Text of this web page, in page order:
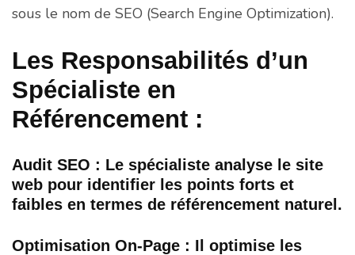
sous le nom de SEO (Search Engine Optimization).
Les Responsabilités d’un
Spécialiste en
Référencement :
Audit SEO : Le spécialiste analyse le site
web pour identifier les points forts et
faibles en termes de référencement naturel.
Optimisation On-Page : Il optimise les